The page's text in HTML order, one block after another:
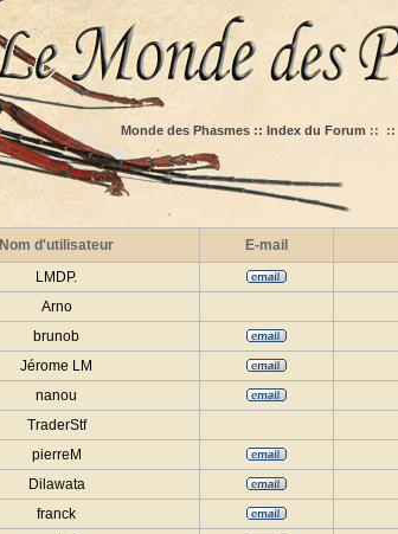
Monde des Phasmes :: Index du Forum :: ::
Nom d'utilisateur E-mail
LMDP.
Arno
brunob
Jérome LM
nanou
TraderStf
pierreM
Dilawata
franck